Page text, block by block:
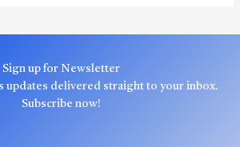
Sign up for Newsletter
updates delivered straight to your inbox.
Subscribe now!